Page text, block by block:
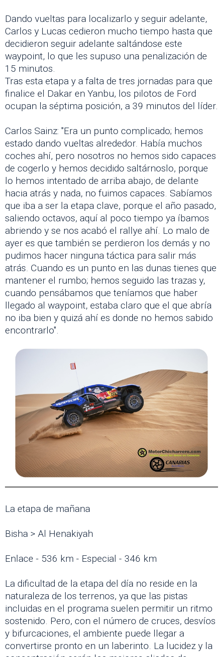
Dando vueltas para localizarlo y seguir adelante,
Carlos y Lucas cedieron mucho tiempo hasta que
decidieron seguir adelante saltándose este
waypoint, lo que les supuso una penalización de
15 minutos.
Tras esta etapa y a falta de tres jornadas para que
finalice el Dakar en Yanbu, los pilotos de Ford
ocupan la séptima posición, a 39 minutos del líder.
Carlos Sainz: "Era un punto complicado; hemos
estado dando vueltas alrededor. Había muchos
coches ahí, pero nosotros no hemos sido capaces
de cogerlo y hemos decidido saltárnoslo, porque
lo hemos intentado de arriba abajo, de delante
hacia atrás y nada, no fuimos capaces. Sabíamos
que iba a ser la etapa clave, porque el año pasado,
saliendo octavos, aquí al poco tiempo ya íbamos
abriendo y se nos acabó el rallye ahí. Lo malo de
ayer es que también se perdieron los demás y no
pudimos hacer ninguna táctica para salir más
atrás. Cuando es un punto en las dunas tienes que
mantener el rumbo; hemos seguido las trazas y,
cuando pensábamos que teníamos que haber
llegado al waypoint, estaba claro que el que abría
no iba bien y quizá ahí es donde no hemos sabido
encontrarlo".
La etapa de mañana
Bisha > Al Henakiyah
Enlace - 536 km - Especial - 346 km
La dificultad de la etapa del día no reside en la
naturaleza de los terrenos, ya que las pistas
incluidas en el programa suelen permitir un ritmo
sostenido. Pero, con el número de cruces, desvíos
y bifurcaciones, el ambiente puede llegar a
convertirse pronto en un laberinto. La lucidez y la